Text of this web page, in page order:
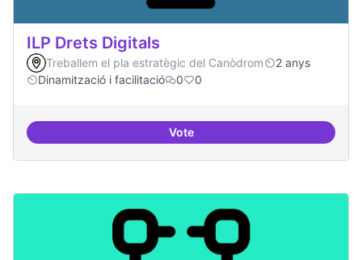
ILP Drets Digitals
Treballem el pla estratègic del Canòdrom
2 anys
Dinamització i facilitació
0 0
VoteILP Drets Digitals